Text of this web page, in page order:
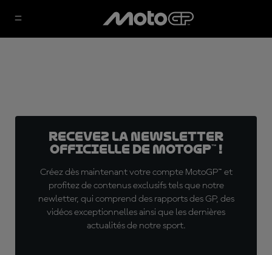
Recevez la Newsletter
officielle de MotoGP™ !
Créez dès maintenant votre compte MotoGP™ et
profitez de contenus exclusifs tels que notre
newletter, qui comprend des rapports des GP, des
vidéos exceptionnelles ainsi que les dernières
actualités de notre sport.